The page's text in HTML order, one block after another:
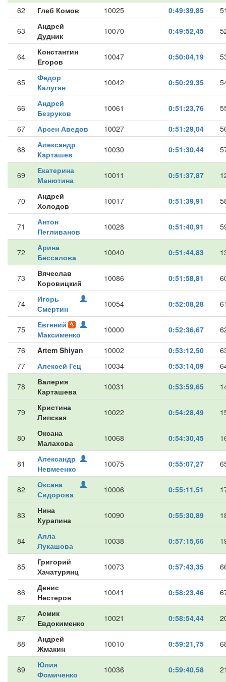
62 Глеб Комов 10025 0:49:39,85
63
Андрей
Дудник
10070 0:49:52,45
64
Константин
Егоров
10047 0:50:04,19
65
Федор
Калугян
10042 0:50:29,35
66
Андрей
Безруков
10061 0:51:23,76
67 Арсен Аведов 10027 0:51:29,04
68
Александр
Карташев
10030 0:51:30,44
69
Екатерина
Манютина
10011 0:51:37,87
70
Андрей
Холодов
10017 0:51:39,91
71
Антон
Пегливанов
10028 0:51:40,91
72
Арина
Бессалова
10040 0:51:44,83
73
Вячеслав
Коровицкий
10086 0:51:58,81
74
Игорь
Смертин
10054 0:52:08,28
75
Евгений
Максименко
10000 0:52:36,67
76 Artem Shiyan 10002 0:53:12,50
77
Алексей Гец 10034 0:53:14,09
78
Валерия
Карташева
10031 0:53:59,65
79
Кристина
Липская
10022 0:54:28,49
80
Оксана
Малахова
10068 0:54:30,45
81
Александр
Невмеенко
10075 0:55:07,27
82
Оксана
Сидорова
10006 0:55:11,51
83
Нина
Курапина
10090 0:55:30,89
84
Алла
Лукашова
10038 0:57:15,66
85
Григорий
Хачатурянц
10073 0:57:43,35
86
Денис
Нестеров
10041 0:58:23,46
87
Асмик
Евдокименко
10021 0:58:54,44
88
Андрей
Жмакин
10010 0:59:21,75
89
Юлия
Фомиченко
10036 0:59:40,58